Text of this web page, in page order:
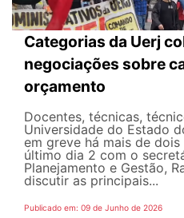
Categorias da Uerj
negociações sobre
orçamento
Docentes, técnicas,
Universidade do Estado
em greve há mais de dois
último dia 2 com o
Planejamento e Gestão,
discutir as principais...
Publicado em: 09 de Junho de 2026